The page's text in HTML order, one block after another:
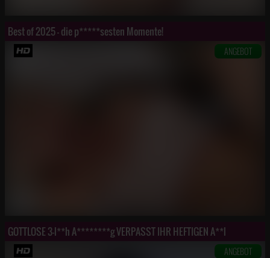
Best of 2025 - die p*****sesten Momente!
ANGEBOT
GOTTLOSE 3-l**h A********g VERPASST IHR HEFTIGEN A**l
ANGEBOT